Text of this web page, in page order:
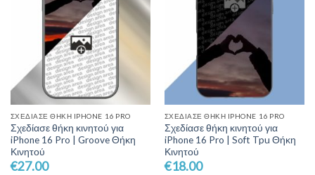
ΣΧΕΔΊΑΣΕ ΘΉΚΗ IPHONE 16 PRO
Σχεδίασε θήκη κινητού για
iPhone 16 Pro | Groove Θήκη
Κινητού
€27.00
ΣΧΕΔΊΑΣΕ ΘΉΚΗ IPHONE 16 PRO
Σχεδίασε θήκη κινητού για
iPhone 16 Pro | Soft Tpu Θήκη
Κινητού
€18.00